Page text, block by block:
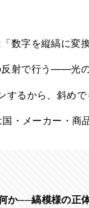
数字を縦縞に変
射で行う——光
するから、斜め
・メーカー・商
か──縞模様の正